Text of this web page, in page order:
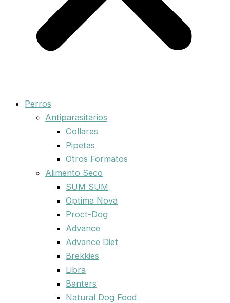
Perros
Antiparasitarios
Collares
Pipetas
Otros Formatos
Alimento Seco
SUM SUM
Optima Nova
Proct-Dog
Advance
Advance Diet
Brekkies
Libra
Banters
Natural Dog Food